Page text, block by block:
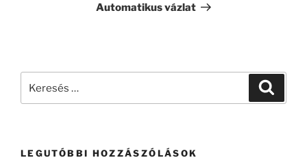
Automatikus vázlat
LEGUTÓBBI HOZZÁSZÓLÁSOK